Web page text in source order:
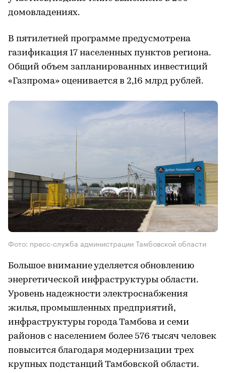
домовладениях.
В пятилетней программе предусмотрена
газификация 17 населенных пунктов региона.
Общий объем запланированных инвестиций
«Газпрома» оценивается в 2,16 млрд рублей.
Фото: пресс-служба администрации Тамбовской области
Большое внимание уделяется обновлению
энергетической инфраструктуры области.
Уровень надежности электроснабжения
жилья, промышленных предприятий,
инфраструктуры города Тамбова и семи
районов с населением более 576 тысяч человек
повысится благодаря модернизации трех
крупных подстанций Тамбовской области.